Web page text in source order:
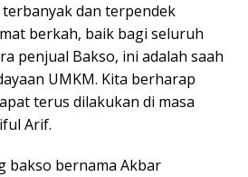
dan terpendek
berkah, baik bagi seluruh
penjual Bakso, ini adalah saah
UMKM. Kita berharap
terus dilakukan di masa
Arif.
bakso bernama Akbar